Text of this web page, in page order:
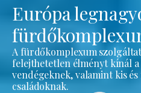
Európa
A fürdőkomplexum
felejthetetlen élményt kínál
vendégeknek, valamint kis
családoknak.